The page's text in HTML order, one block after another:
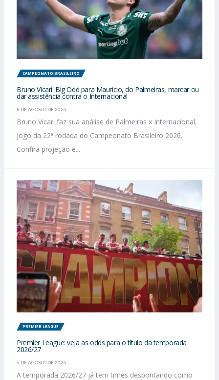
CAMPEONATO BRASILEIRO
Bruno Vicari: Big Odd para Mauricio, do Palmeiras, marcar ou
dar assistência contra o Internacional
8 DE AGOSTO DE 2026
Bruno Vicari faz sua análise de Palmeiras x Internacional,
jogo da 22ª rodada do Campeonato Brasileiro 2026.
Confira projeção e...
PREMIER LEAGUE
Premier League: veja as odds para o título da temporada
2026/27
6 DE AGOSTO DE 2026
A temporada 2026/27 já tem times despontando como